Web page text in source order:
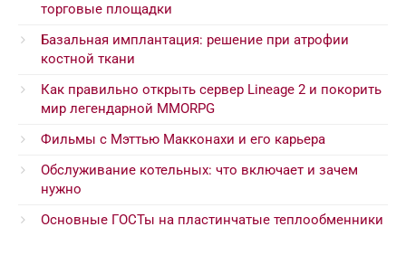
торговые площадки
Базальная имплантация: решение при атрофии
костной ткани
Как правильно открыть сервер Lineage 2 и покорить
мир легендарной MMORPG
Фильмы с Мэттью Макконахи и его карьера
Обслуживание котельных: что включает и зачем
нужно
Основные ГОСТы на пластинчатые теплообменники